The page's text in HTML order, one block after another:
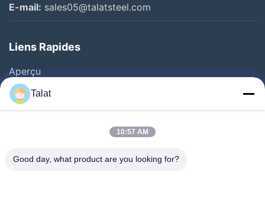
E-mail: sales05@talatsteel.com
Liens Rapides
Aperçu
Produits
A Propos De Nous
Contrôle De La Qualité
Talat
10:57 AM
Good day, what product are you looking for?